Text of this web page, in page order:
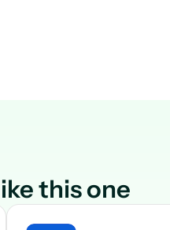
this one